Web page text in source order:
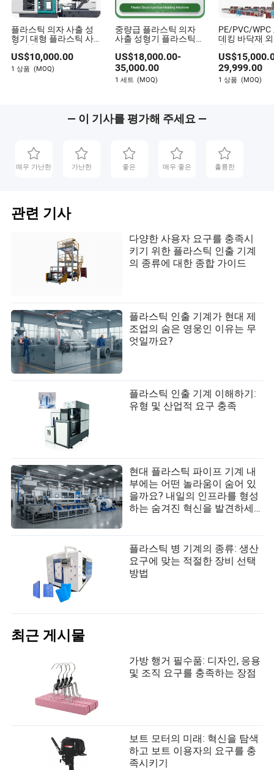
플라스틱 의자 사출 성
형기 대형 플라스틱 사
출 성형기
US$10,000.00
1 상품 (MOQ)
중량급 플라스틱 의자
사출 성형기 플라스틱
스툴 사출 성형기
US$18,000.00-
35,000.00
1 세트 (MOQ)
PE/PVC/WPC
데킹 바닥재
천장 벽 패널/
인드 해변 의
프로파일 PVC
트림 패널 대
기계
US$
29,999.00
1 상품 (MOQ)
— 이 기사를 평가해 주세요 —
매우 가난한 가난한 좋은 매우 좋은 훌륭한
관련 기사
다양한 사용자 요구를 충족시
키기 위한 플라스틱 인출 기계
의 종류에 대한 종합 가이드
플라스틱 인출 기계가 현대 제
조업의 숨은 영웅인 이유는 무
엇일까요?
플라스틱 인출 기계 이해하기:
유형 및 산업적 요구 충족
현대 플라스틱 파이프 기계 내
부에는 어떤 놀라움이 숨어 있
을까요? 내일의 인프라를 형성
하는 숨겨진 혁신을 발견하세
플라스틱 병 기계의 종류: 생산
요구에 맞는 적절한 장비 선택
방법
최근 게시물
가방 행거 필수품: 디자인, 응용
및 조직 요구를 충족하는 장점
보트 모터의 미래: 혁신을 탐색
하고 보트 이용자의 요구를 충
족시키기